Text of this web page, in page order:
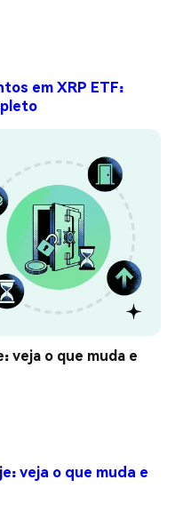
em XRP ETF:
veja o que muda e
veja o que muda e